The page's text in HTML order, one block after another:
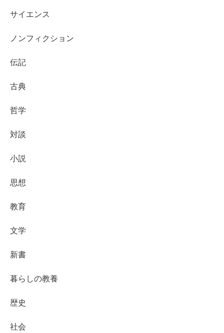
サイエンス
ノンフィクション
伝記
古典
哲学
対談
小説
思想
教育
文学
新書
暮らしの教養
歴史
社会